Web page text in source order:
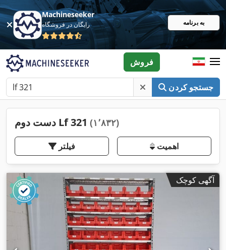
Machineseeker
رایگان در فروشگاه به برنامه
جستجو کردن
فروش
دست دوم Lf 321 (۱٬۸۳۲)
فیلتر اهمیت
آگهی کوچک